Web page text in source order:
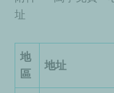
址
地
區
地址